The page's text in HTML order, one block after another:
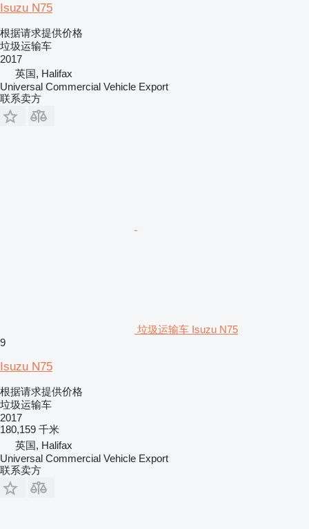
Isuzu N75
根据请求提供价格
垃圾运输车
2017
英国, Halifax
Universal Commercial Vehicle Export
联系卖方
垃圾运输车 Isuzu N75
9
Isuzu N75
根据请求提供价格
垃圾运输车
2017
180,159 千米
英国, Halifax
Universal Commercial Vehicle Export
联系卖方